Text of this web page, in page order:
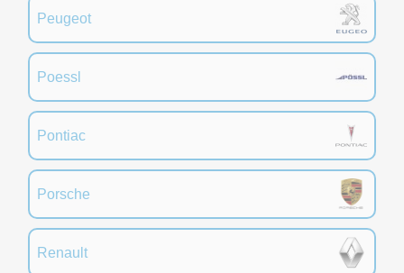
Peugeot
Poessl
Pontiac
Porsche
Renault